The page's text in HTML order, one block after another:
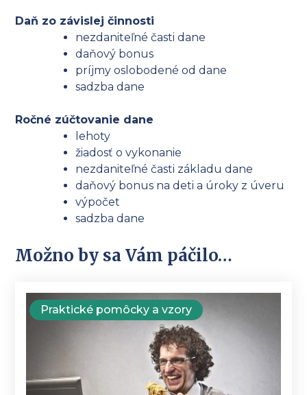
Daň zo závislej činnosti
nezdaniteľné časti dane
daňový bonus
príjmy oslobodené od dane
sadzba dane
Ročné zúčtovanie dane
lehoty
žiadosť o vykonanie
nezdaniteľné časti základu dane
daňový bonus na deti a úroky z úveru
výpočet
sadzba dane
Možno by sa Vám páčilo…
Praktické pomôcky a vzory